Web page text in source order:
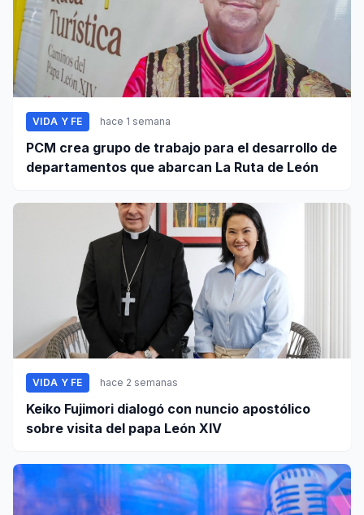
VIDA Y FE hace 1 semana
PCM crea grupo de trabajo para el desarrollo de
departamentos que abarcan La Ruta de León
VIDA Y FE hace 2 semanas
Keiko Fujimori dialogó con nuncio apostólico
sobre visita del papa León XIV